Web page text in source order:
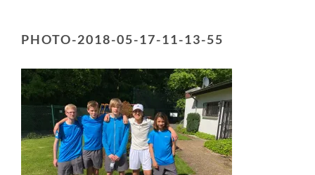
PHOTO-2018-05-17-11-13-55